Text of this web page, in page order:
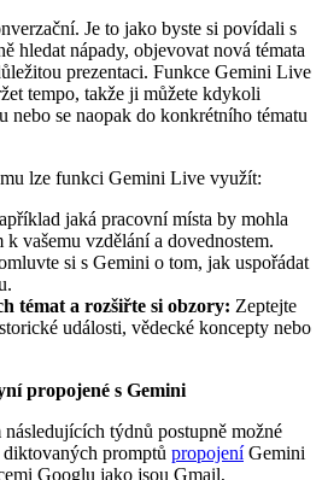
Je to jako byste si povídali s
hledat nápady, objevovat nová témata
prezentaci. Funkce Gemini Live
tempo, takže ji můžete kdykoli
nebo se naopak do konkrétního tématu
lze funkci Gemini Live využít:
jaká pracovní místa by mohla
vašemu vzdělání a dovednostem.
si s Gemini o tom, jak uspořádat
témat a rozšiřte si obzory: Zeptejte
události, vědecké koncepty nebo
propojené s Gemini
týdnů postupně možné
promptů propojeníGemini
Googlu jako jsou Gmail,